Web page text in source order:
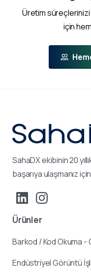
Üretim
için
SahaDX ekibinin 20
başarıya ulaşmanız
Ürünler
Barkod / Kod Okuma -
Endüstriyel Görüntü